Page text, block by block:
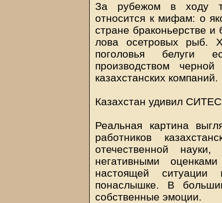
За рубежом в ходу
относится к мифам: о
стране браконьерстве
лова осетровых рыб.
поголовья белуги
производством
казахстанских компаний.
Казахстан удивил СИТЕС
Реальная картина
работников
отечественной
негативными
настоящей ситуации
понаслышке. В
собственные эмоции.